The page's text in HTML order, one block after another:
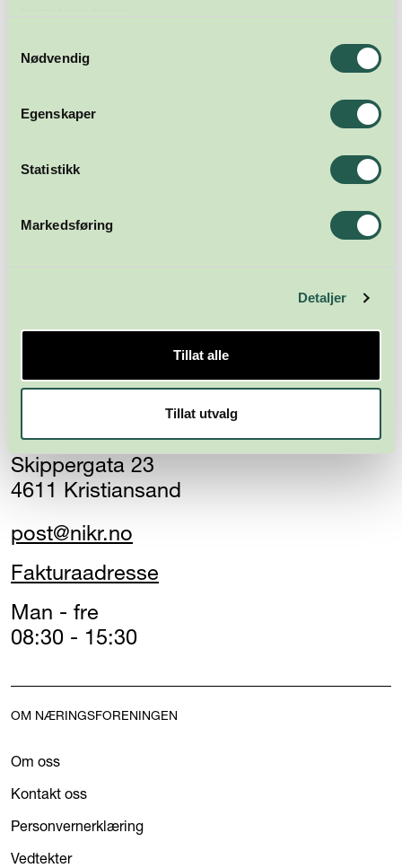
Nødvendig
Egenskaper
Statistikk
Markedsføring
Detaljer
Tillat alle
Tillat utvalg
Meld deg på nyhetsbrevet
Abonner
Næringsforeningen i
Kristiansandsregionen
Skippergata 23
4611 Kristiansand
post@nikr.no
Fakturaadresse
Man - fre
08:30 - 15:30
OM NÆRINGSFORENINGEN
Om oss
Kontakt oss
Personvernerklæring
Vedtekter